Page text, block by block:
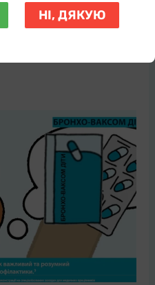
дорослим
НІ, ДЯКУЮ